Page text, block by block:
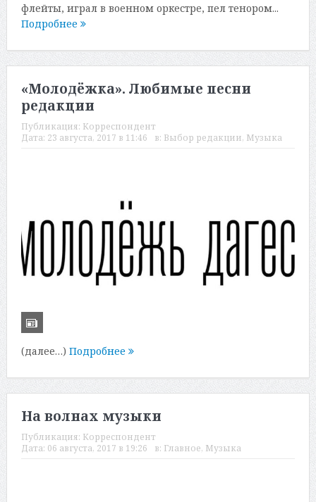
флейты, играл в военном оркестре, пел тенором...
Подробнее
«Молодёжка». Любимые песни
редакции
Публикация: Корреспондент
Дата: 23 августа, 2017 в 11:46 в: Выбор редакции, Музыка
(далее…) Подробнее
На волнах музыки
Публикация: Корреспондент
Дата: 06 августа, 2017 в 19:26 в: Главное, Музыка